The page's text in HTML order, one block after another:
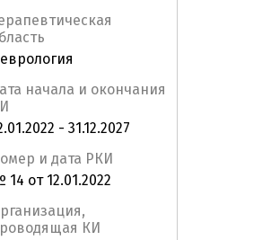
начала и окончания
- 31.12.2027
и дата РКИ
от 12.01.2022
КИ